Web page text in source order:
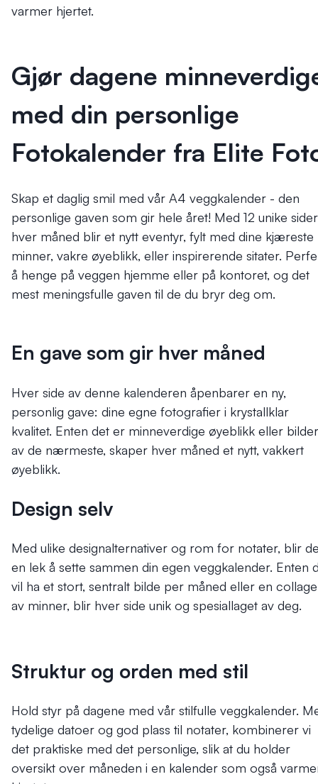
varmer hjertet.
Gjør dagene
med din personlige
Fotokalender fra Elite
Skap et daglig smil med vår A4 veggkalender - den
personlige gaven som gir hele året! Med 12 unike
hver måned blir et nytt eventyr, fylt med dine kjæreste
minner, vakre øyeblikk, eller inspirerende sitater.
å henge på veggen hjemme eller på kontoret, og det
mest meningsfulle gaven til de du bryr deg om.
En gave som gir hver måned
Hver side av denne kalenderen åpenbarer en ny,
personlig gave: dine egne fotografier i krystallklar
kvalitet. Enten det er minneverdige øyeblikk eller bilder
av de nærmeste, skaper hver måned et nytt, vakkert
øyeblikk.
Design selv
Med ulike designalternativer og rom for notater, blir
en lek å sette sammen din egen veggkalender. Enten
vil ha et stort, sentralt bilde per måned eller en collage
av minner, blir hver side unik og spesiallaget av deg.
Struktur og orden med stil
Hold styr på dagene med vår stilfulle veggkalender.
tydelige datoer og god plass til notater, kombinerer vi
det praktiske med det personlige, slik at du holder
oversikt over måneden i en kalender som også